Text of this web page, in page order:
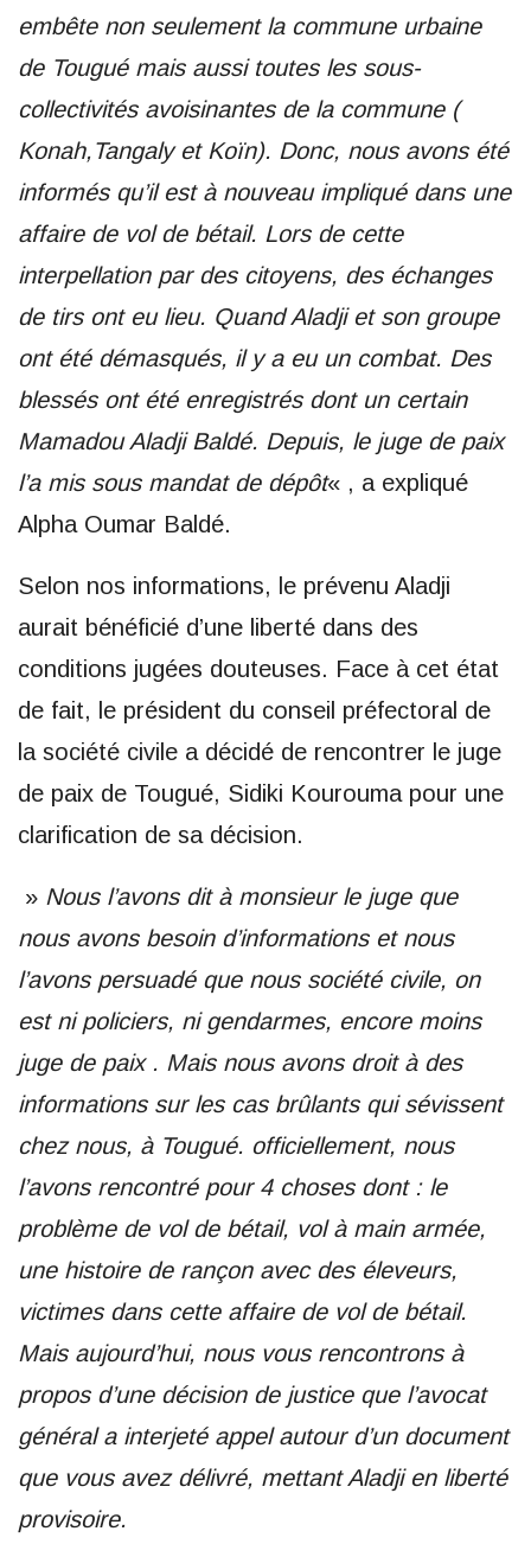
embête non seulement la commune urbaine
de Tougué mais aussi toutes les sous-
collectivités avoisinantes de la commune (
Konah,Tangaly et Koïn). Donc, nous avons été
informés qu’il est à nouveau impliqué dans une
affaire de vol de bétail. Lors de cette
interpellation par des citoyens, des échanges
de tirs ont eu lieu. Quand Aladji et son groupe
ont été démasqués, il y a eu un combat. Des
blessés ont été enregistrés dont un certain
Mamadou Aladji Baldé. Depuis, le juge de paix
l’a mis sous mandat de dépôt« , a expliqué
Alpha Oumar Baldé.
Selon nos informations, le prévenu Aladji
aurait bénéficié d’une liberté dans des
conditions jugées douteuses. Face à cet état
de fait, le président du conseil préfectoral de
la société civile a décidé de rencontrer le juge
de paix de Tougué, Sidiki Kourouma pour une
clarification de sa décision.
» Nous l’avons dit à monsieur le juge que
nous avons besoin d’informations et nous
l’avons persuadé que nous société civile, on
est ni policiers, ni gendarmes, encore moins
juge de paix . Mais nous avons droit à des
informations sur les cas brûlants qui sévissent
chez nous, à Tougué. officiellement, nous
l’avons rencontré pour 4 choses dont : le
problème de vol de bétail, vol à main armée,
une histoire de rançon avec des éleveurs,
victimes dans cette affaire de vol de bétail.
Mais aujourd’hui, nous vous rencontrons à
propos d’une décision de justice que l’avocat
général a interjeté appel autour d’un document
que vous avez délivré, mettant Aladji en liberté
provisoire.